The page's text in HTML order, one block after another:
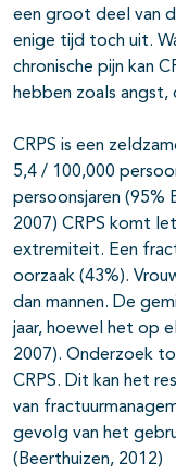
een groot deel van
enige tijd toch uit.
chronische pijn kan
hebben zoals
CRPS is een
5,4 / 100,000
persoonsjaren (95%
2007) CRPS komt
extremiteit. Een
oorzaak (43%).
dan mannen. De
jaar, hoewel het op
2007). Onderzoek
CRPS. Dit kan het
van
gevolg van het
(Beerthuizen, 2012)